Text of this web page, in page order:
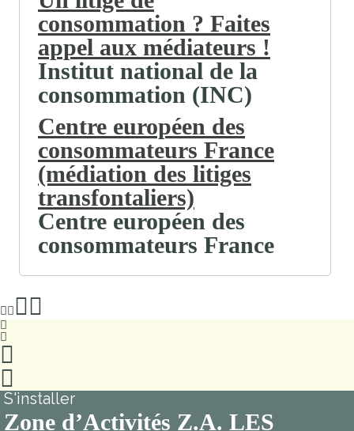
consommation ? Faites
appel aux médiateurs !
Institut national de la
consommation (INC)
Centre européen des
consommateurs France
(médiation des litiges
transfontaliers)
Centre européen des
consommateurs France
S'installer
Zone d’Activités Z.A. LES